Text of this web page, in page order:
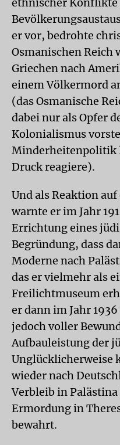
er vor, bedrohte
Osmanischen Reich
Griechen nach
einem Völkermord
(das Osmanische
dabei nur als Opfer
Kolonialismus
Minderheitenpolitik
Druck reagiere).
Und als Reaktion
warnte er im Jahr
Errichtung eines
Begründung, dass
Moderne nach
das er vielmehr als
Freilichtmuseum
er dann im Jahr
jedoch voller
Aufbauleistung der
Unglücklicherweise
wieder nach
Verbleib in
Ermordung in
bewahrt.